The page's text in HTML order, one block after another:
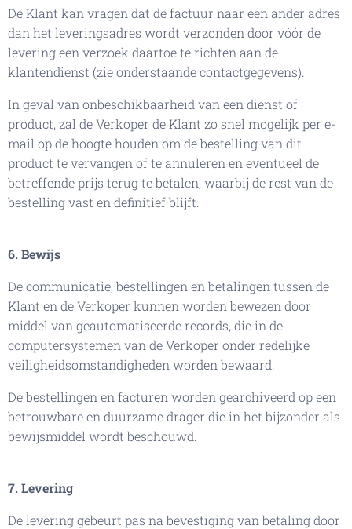
De Klant kan vragen dat de factuur naar een ander adres
dan het leveringsadres wordt verzonden door vóór de
levering een verzoek daartoe te richten aan de
klantendienst (zie onderstaande contactgegevens).
In geval van onbeschikbaarheid van een dienst of
product, zal de Verkoper de Klant zo snel mogelijk per e-
mail op de hoogte houden om de bestelling van dit
product te vervangen of te annuleren en eventueel de
betreffende prijs terug te betalen, waarbij de rest van de
bestelling vast en definitief blijft.
6. Bewijs
De communicatie, bestellingen en betalingen tussen de
Klant en de Verkoper kunnen worden bewezen door
middel van geautomatiseerde records, die in de
computersystemen van de Verkoper onder redelijke
veiligheidsomstandigheden worden bewaard.
De bestellingen en facturen worden gearchiveerd op een
betrouwbare en duurzame drager die in het bijzonder als
bewijsmiddel wordt beschouwd.
7. Levering
De levering gebeurt pas na bevestiging van betaling door